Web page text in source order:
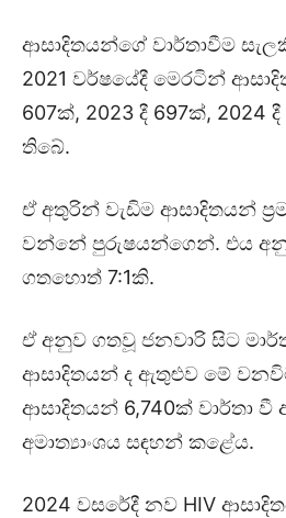
ආසාදිතයන්ගේ වාර්තාවීම
2021 වර්ෂයේදී මෙරටින්
607ක්, 2023 දී 697ක්, 2024
තිබේ.
ඒ අතුරින් වැඩිම ආසාදිතයන්
වන්නේ පුරුෂයන්ගෙන්. එය
ගතහොත් 7:1කි.
ඒ අනුව ගතවූ ජනවාරි සිට
ආසාදිතයන් ද ඇතුළුව මේ
ආසාදිතයන් 6,740ක් වාර්තා
අමාත්‍යාංශය සඳහන් කළේය.
2024 වසරේදී නව HIV